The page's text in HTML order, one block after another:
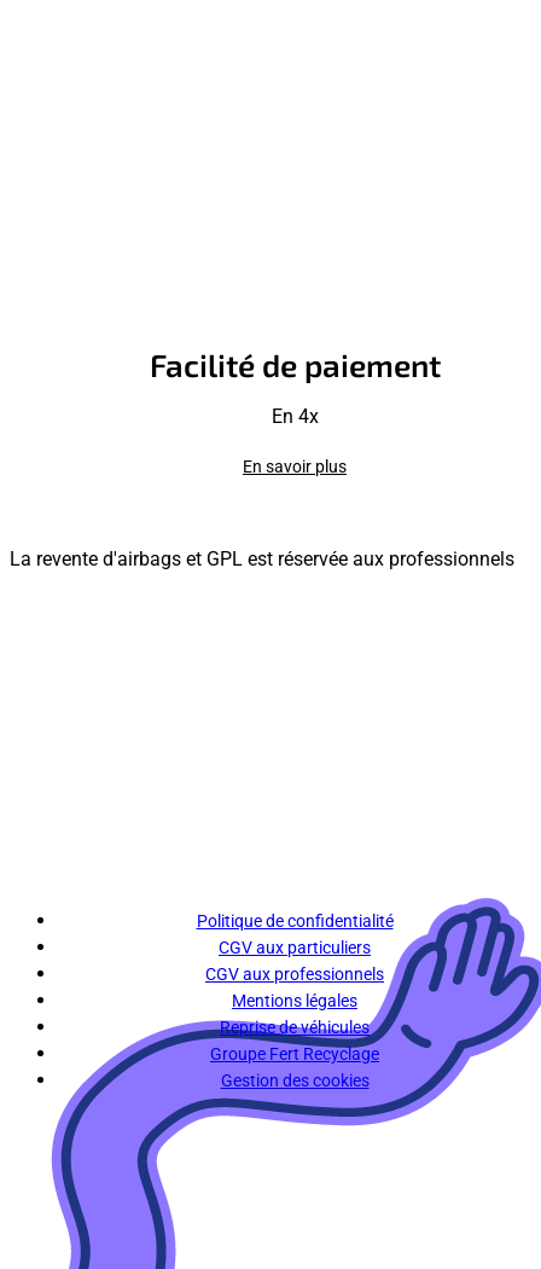
Facilité de paiement
En 4x
En savoir plus
La revente d'airbags et GPL est réservée aux professionnels
Politique de confidentialité
CGV aux particuliers
CGV aux professionnels
Mentions légales
Reprise de véhicules
Groupe Fert Recyclage
Gestion des cookies